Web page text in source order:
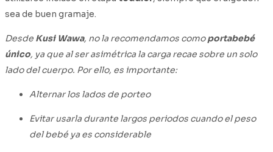
sea de buen gramaje.
Desde Kusi Wawa, no la recomendamos comoportabebé
único, ya que al ser asimétrica la carga recae sobre un solo
lado del cuerpo. Por ello, es importante:
Alternar los lados de porteo
Evitar usarla durante largos periodos cuando el peso
del bebé ya es considerable